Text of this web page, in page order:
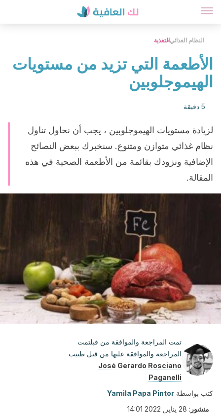
النظام الغذائيالتغذية
الأطعمة التي تزيد من مستويات
الهيموجلوبين
5 دقيقة
لزيادة مستويات الهيموجلوبين ، يجب أن نحاول تناول
نظام غذائي متوازن ومتنوع. سنخبرك ببعض النصائح
الإضافية ونزودك بقائمة من الأطعمة الصحية في هذه
المقالة.
تمت المراجعة والموافقة من قبلتمت
المراجعة والموافقة عليها من قبل طبيب
José Gerardo Rosciano
Paganelli
كتب بواسطة Yamila Papa Pintor
منشور : 28 يناير, 2022 14:01